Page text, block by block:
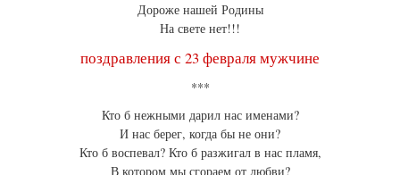
Дороже нашей Родины
На свете нет!!!
поздравления с 23 февраля мужчине
***
Кто б нежными дарил нас именами?
И нас берег, когда бы не они?
Кто б воспевал? Кто б разжигал в нас пламя,
В котором мы сгораем от любви?